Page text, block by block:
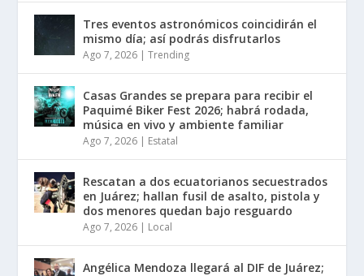
Tres eventos astronómicos coincidirán el
mismo día; así podrás disfrutarlos
Ago 7, 2026 |Trending
Casas Grandes se prepara para recibir el
Paquimé Biker Fest 2026; habrá rodada,
música en vivo y ambiente familiar
Ago 7, 2026 | Estatal
Rescatan a dos ecuatorianos secuestrados
en Juárez; hallan fusil de asalto, pistola y
dos menores quedan bajo resguardo
Ago 7, 2026 | Local
Angélica Mendoza llegará al DIF de Juárez;